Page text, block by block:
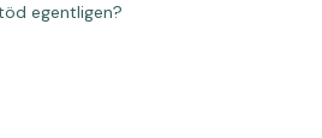
egentligen?